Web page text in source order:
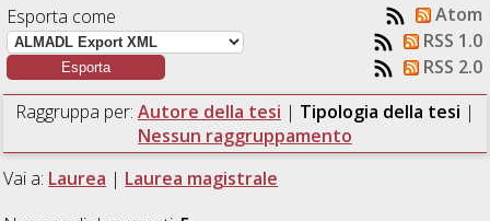
Esporta come
Atom
RSS 1.0
RSS 2.0
Raggruppa per: Autore della tesi | Tipologia della tesi |
Nessun raggruppamento
Vai a: Laurea | Laurea magistrale